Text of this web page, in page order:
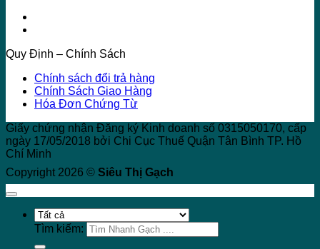
Quy Định – Chính Sách
Chính sách đổi trả hàng
Chính Sách Giao Hàng
Hóa Đơn Chứng Từ
Giấy chứng nhận Đăng ký Kinh doanh số 0315050170, cấp
ngày 17/05/2018 bởi Chi Cục Thuế Quận Tân Bình TP. Hồ
Chí Minh
Copyright 2026 © Siêu Thị Gạch
Tìm kiếm: